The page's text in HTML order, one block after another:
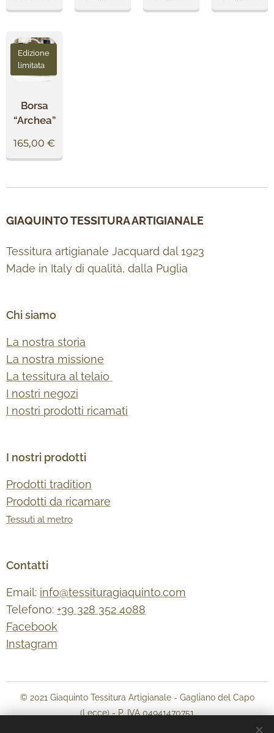
Borsa
“Archea”
Edizione
limitata
165,00 €
GIAQUINTO TESSITURA ARTIGIANALE
Tessitura artigianale Jacquard dal 1923
Made in Italy di qualità, dalla Puglia
Chi siamo
La nostra storia
La nostra missione
La tessitura al telaio
I nostri negozi
I nostri prodotti ricamati
I nostri prodotti
Prodotti tradition
Prodotti da ricamare
Tessuti al metro
Contatti
Email: info@tessituragiaquinto.com
Telefono: +39 328 352 4088
Facebook
Instagram
© 2021 Giaquinto Tessitura Artigianale - Gagliano del Capo
(Lecce) - P. IVA 04941470751